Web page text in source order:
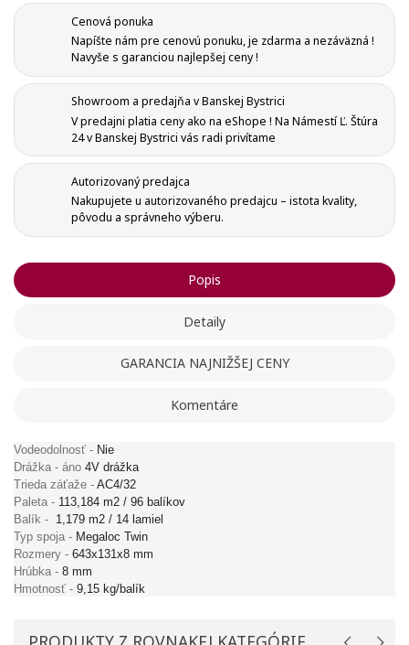
Cenová ponuka
Napíšte nám pre cenovú ponuku, je zdarma a nezáväzná !
Navyše s garanciou najlepšej ceny !
Showroom a predajňa v Banskej Bystrici
V predajni platia ceny ako na eShope ! Na Námestí Ľ. Štúra
24 v Banskej Bystrici vás radi privítame
Autorizovaný predajca
Nakupujete u autorizovaného predajcu – istota kvality,
pôvodu a správneho výberu.
Popis
Detaily
GARANCIA NAJNIŽŠEJ CENY
Komentáre
Vodeodolnosť - Nie
Drážka - áno 4V drážka
Trieda záťaže - AC4/32
Paleta - 113,184 m2 / 96 balíkov
Balík - 1,179 m2 / 14 lamiel
Typ spoja - Megaloc Twin
Rozmery - 643x131x8 mm
Hrúbka - 8 mm
Hmotnosť - 9,15 kg/balík
Pridať do obľúbených
Vytvoriť zoznam želaní
Meno zoznamu
Vytvoriť zoznam želaní Ukončiť
Registrovať sa
Na vytvorenie zoznamu želaných produktov je potrebné
prihlásiť sa.
Registrovať sa